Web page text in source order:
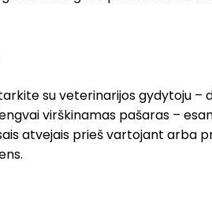
su veterinarijos gydytoju
virškinamas pašaras –
atvejais prieš vartojant